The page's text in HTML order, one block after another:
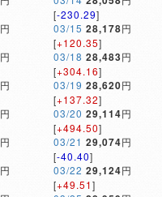
円
円
円
円
円
円
[-230.29]
03/15 28,178円
[+120.35]
03/18 28,483円
[+304.16]
03/19 28,620円
[+137.32]
03/20 29,114円
[+494.50]
03/21 29,074円
[-40.40]
03/22 29,124円
[+49.51]